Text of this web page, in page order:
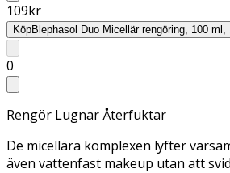
109kr
KöpBlephasol Duo Micellär rengöring, 100 ml,
0
Rengör Lugnar Återfuktar
De micellära komplexen lyfter
även vattenfast makeup utan att